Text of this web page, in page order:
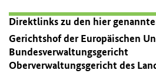
Direktlinks zu den hier
Gerichtshof der Europäischen
Bundesverwaltungsgericht
Oberverwaltungsgericht des